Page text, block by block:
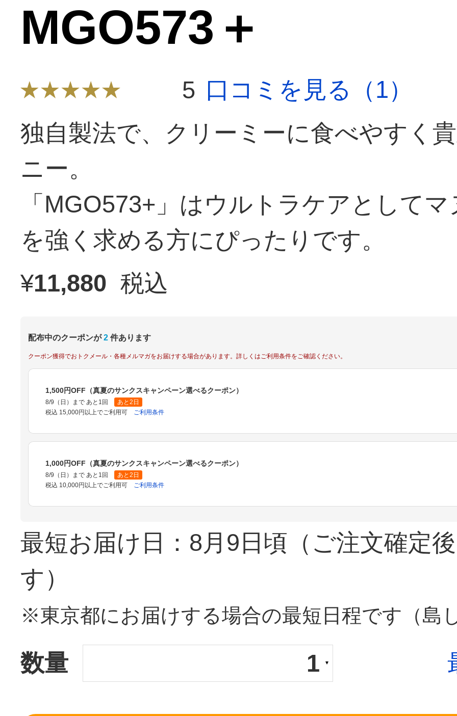
MGO573＋
5 口コミを見る（1）
独自製法で、クリーミーに食べやすく
ニー。
「MGO573+」はウルトラケアとして
を強く求める方にぴったりです。
¥11,880 税込
配布中のクーポンが 2 件あります
クーポン獲得でおトクメール・各種メルマガをお届けする場合があります。詳しくはご利用条件をご確認ください。
1,500円OFF（真夏のサンクスキャンペーン選べるクーポン）
8/9（日）まで あと1回
あと2日
税込 15,000円以上でご利用可
ご利用条件
1,000円OFF（真夏のサンクスキャンペーン選べるクーポン）
8/9（日）まで あと1回
あと2日
税込 10,000円以上でご利用可
ご利用条件
最短お届け日：8月9日頃 （ご注文確定
す）
※東京都にお届けする場合の最短日程です（島
数量 1